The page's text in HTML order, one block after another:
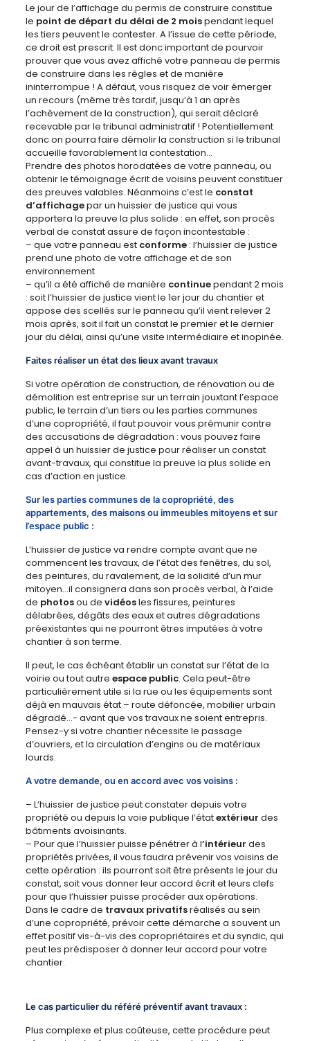
Le jour de l’affichage du permis de construire constitue
le point de départ du délai de 2 moispendant lequel
les tiers peuvent le contester. A l’issue de cette période,
ce droit est prescrit. Il est donc important de pourvoir
prouver que vous avez affiché votre panneau de permis
de construire dans les règles et de manière
ininterrompue ! A défaut, vous risquez de voir émerger
un recours (même très tardif, jusqu’à 1 an après
l’achèvement de la construction), qui serait déclaré
recevable par le tribunal administratif ! Potentiellement
donc on pourra faire démolir la construction si le tribunal
accueille favorablement la contestation…
Prendre des photos horodatées de votre panneau, ou
obtenir le témoignage écrit de voisins peuvent constituer
des preuves valables. Néanmoins c’est le constat
d’affichagepar un huissier de justice qui vous
apportera la preuve la plus solide : en effet, son procès
verbal de constat assure de façon incontestable :
– que votre panneau estconforme: l’huissier de justice
prend une photo de votre affichage et de son
environnement
– qu’il a été affiché de manière continuependant 2 mois
: soit l’huissier de justice vient le 1er jour du chantier et
appose des scellés sur le panneau qu’il vient relever 2
mois après, soit il fait un constat le premier et le dernier
jour du délai, ainsi qu’une visite intermédiaire et inopinée.
Faites réaliser un état des lieux avant travaux
Si votre opération de construction, de rénovation ou de
démolition est entreprise sur un terrain jouxtant l’espace
public, le terrain d’un tiers ou les parties communes
d’une copropriété, il faut pouvoir vous prémunir contre
des accusations de dégradation : vous pouvez faire
appel à un huissier de justice pour réaliser un constat
avant-travaux, qui constitue la preuve la plus solide en
cas d’action en justice.
Sur les parties communes de la copropriété, des
appartements, des maisons ou immeubles mitoyens et sur
l’espace public :
L’huissier de justice va rendre compte avant que ne
commencent les travaux, de l’état des fenêtres, du sol,
des peintures, du ravalement, de la solidité d’un mur
mitoyen…il consignera dans son procès verbal, à l’aide
de photosou de vidéosles fissures, peintures
délabrées, dégâts des eaux et autres dégradations
préexistantes qui ne pourront êtres imputées à votre
chantier à son terme.
Il peut, le cas échéant établir un constat sur l’état de la
voirie ou tout autre espace public. Cela peut-être
particulièrement utile si la rue ou les équipements sont
déjà en mauvais état – route défoncée, mobilier urbain
dégradé…- avant que vos travaux ne soient entrepris.
Pensez-y si votre chantier nécessite le passage
d’ouvriers, et la circulation d’engins ou de matériaux
lourds.
A votre demande, ou en accord avec vos voisins :
– L’huissier de justice peut constater depuis votre
propriété ou depuis la voie publique l’étatextérieur des
bâtiments avoisinants.
– Pour que l’huissier puisse pénétrer à l’intérieur des
propriétés privées, il vous faudra prévenir vos voisins de
cette opération : ils pourront soit être présents le jour du
constat, soit vous donner leur accord écrit et leurs clefs
pour que l’huissier puisse procéder aux opérations.
Dans le cadre de travaux privatifsréalisés au sein
d’une copropriété, prévoir cette démarche a souvent un
effet positif vis-à-vis des copropriétaires et du syndic, qui
peut les prédisposer à donner leur accord pour votre
chantier.
Le cas particulier du référé préventif avant travaux :
Plus complexe et plus coûteuse, cette procédure peut